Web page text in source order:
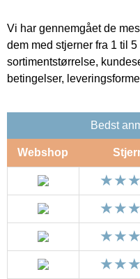
Vi har gennemgået de
dem med stjerner fra 1 til
sortimentstørrelse,
betingelser,
Bedst
Webshop